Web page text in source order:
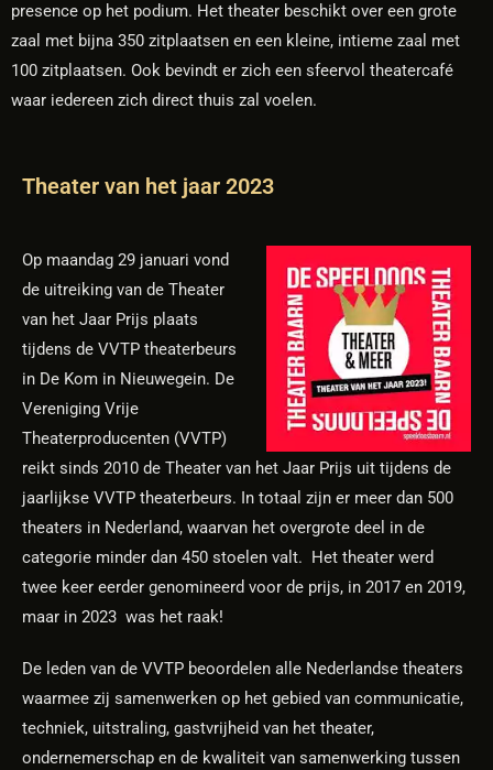
presence op het podium. Het theater beschikt over een grote
zaal met bijna 350 zitplaatsen en een kleine, intieme zaal met
100 zitplaatsen. Ook bevindt er zich een sfeervol theatercafé
waar iedereen zich direct thuis zal voelen.
Theater van het jaar 2023
Op maandag 29 januari vond
de uitreiking van de Theater
van het Jaar Prijs plaats
tijdens de VVTP theaterbeurs
in De Kom in Nieuwegein. De
Vereniging Vrije
Theaterproducenten (VVTP)
reikt sinds 2010 de Theater van het Jaar Prijs uit tijdens de
jaarlijkse VVTP theaterbeurs. In totaal zijn er meer dan 500
theaters in Nederland, waarvan het overgrote deel in de
categorie minder dan 450 stoelen valt. Het theater werd
twee keer eerder genomineerd voor de prijs, in 2017 en 2019,
maar in 2023 was het raak!
De leden van de VVTP beoordelen alle Nederlandse theaters
waarmee zij samenwerken op het gebied van communicatie,
techniek, uitstraling, gastvrijheid van het theater,
ondernemerschap en de kwaliteit van samenwerking tussen